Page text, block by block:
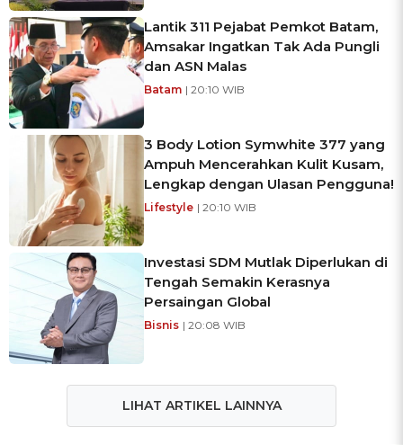
Lantik 311 Pejabat Pemkot Batam,
Amsakar Ingatkan Tak Ada Pungli
dan ASN Malas
Batam | 20:10 WIB
3 Body Lotion Symwhite 377 yang
Ampuh Mencerahkan Kulit Kusam,
Lengkap dengan Ulasan Pengguna!
Lifestyle | 20:10 WIB
Investasi SDM Mutlak Diperlukan di
Tengah Semakin Kerasnya
Persaingan Global
Bisnis | 20:08 WIB
LIHAT ARTIKEL LAINNYA